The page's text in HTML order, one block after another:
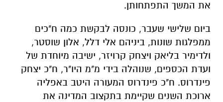
את המשך התפתחותן.
ביום שלישי שעבר, כונסה לבקשת כמה ח"כים
ממפלגות שונות, ביניהם אלי דלל, אלון שוסטר,
ולדימיר בליאק ויצחק קרויזר, ישיבה מיוחדת של
ועדת הכספים, שנוהלה בידי מ"מ היו"ר, ח"כ יצחק
פינדרוס. ח"כ פינדרוס המעורה היטב באפליה
ארוכת השנים שקיימת בתקצוב המדינה את